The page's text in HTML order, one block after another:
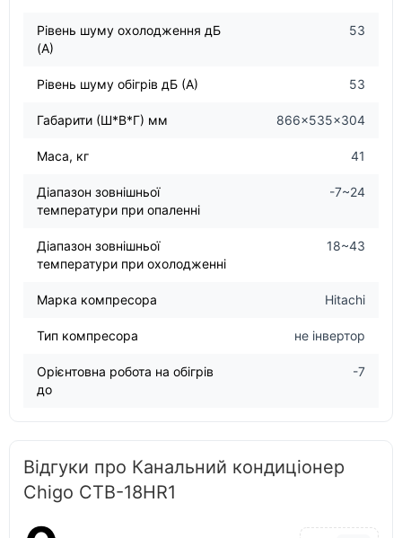
Рівень шуму охолодження дБ
(А)
53
Рівень шуму обігрів дБ (А) 53
Габарити (Ш*В*Г) мм 866×535×304
Маса, кг 41
Діапазон зовнішньої
температури при опаленні
-7~24
Діапазон зовнішньої
температури при охолодженні
18~43
Марка компресора Hitachi
Тип компресора не інвертор
Орієнтовна робота на обігрів
до
-7
Відгуки про Канальний кондиціонер
Chigo CTB-18HR1